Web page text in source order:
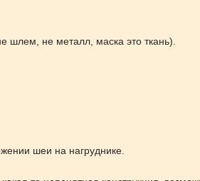
шлем, не металл, маска это ткань).
шеи на нагруднике.